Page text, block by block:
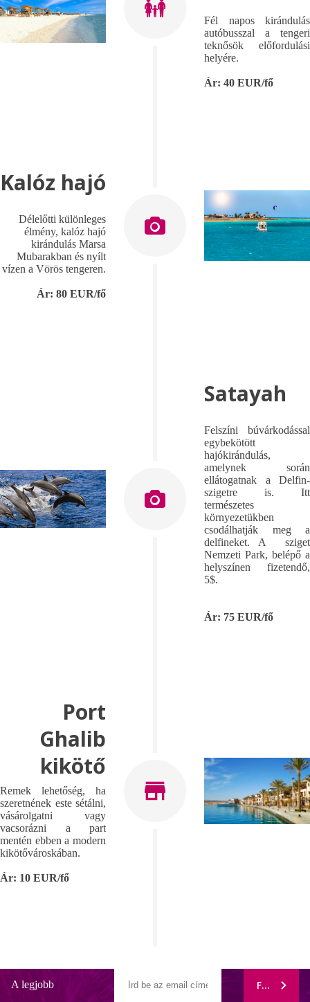
Fél napos kirándulás
autóbusszal a tengeri
teknősök előfordulási
helyére.
Ár: 40 EUR/fő
Kalóz hajó
Délelőtti különleges
élmény, kalóz hajó
kirándulás Marsa
Mubarakban és nyílt
vízen a Vörös tengeren.
Ár: 80 EUR/fő
Satayah
Felszíni búvárkodással
egybekötött
hajókirándulás,
amelynek során
ellátogatnak a Delfin-
szigetre is. Itt
természetes
környezetükben
csodálhatják meg a
delfineket. A sziget
Nemzeti Park, belépő a
helyszínen fizetendő,
5$.
Ár: 75 EUR/fő
Port
Ghalib
kikötő
Remek lehetőség, ha
szeretnének este sétálni,
vásárolgatni vagy
vacsorázni a part
mentén ebben a modern
kikötővároskában.
Ár: 10 EUR/fő
A legjobb